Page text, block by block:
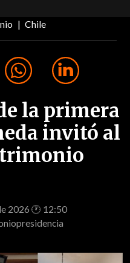
Chile
la primera
invitó al
2026 🕐 12:50